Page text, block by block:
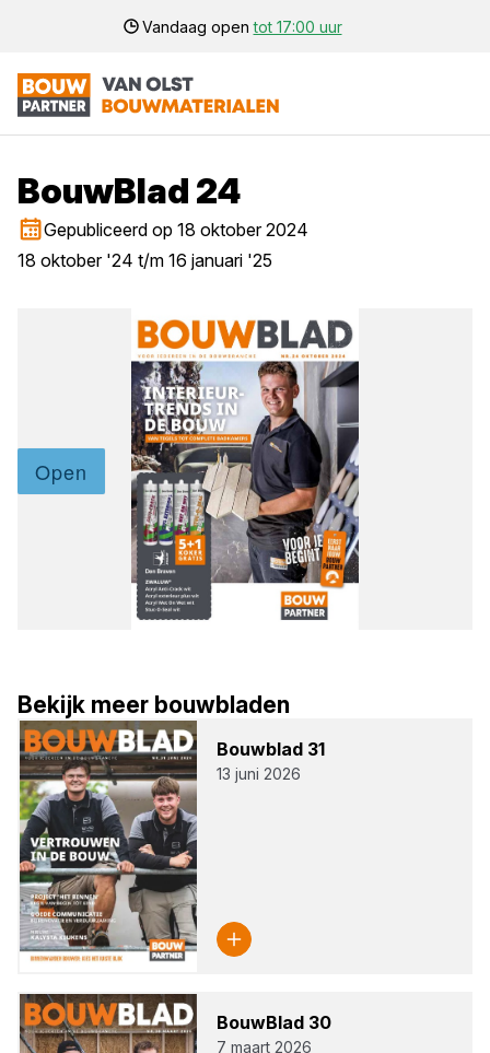
Vandaag opentot 17:00 uur
BouwBlad 24
Gepubliceerd op 18 oktober 2024
18 oktober '24 t/m 16 januari '25
Bekijk meer bouwbladen
Bouw­blad 31
13 juni 2026
Bouw­Blad 30
7 maart 2026